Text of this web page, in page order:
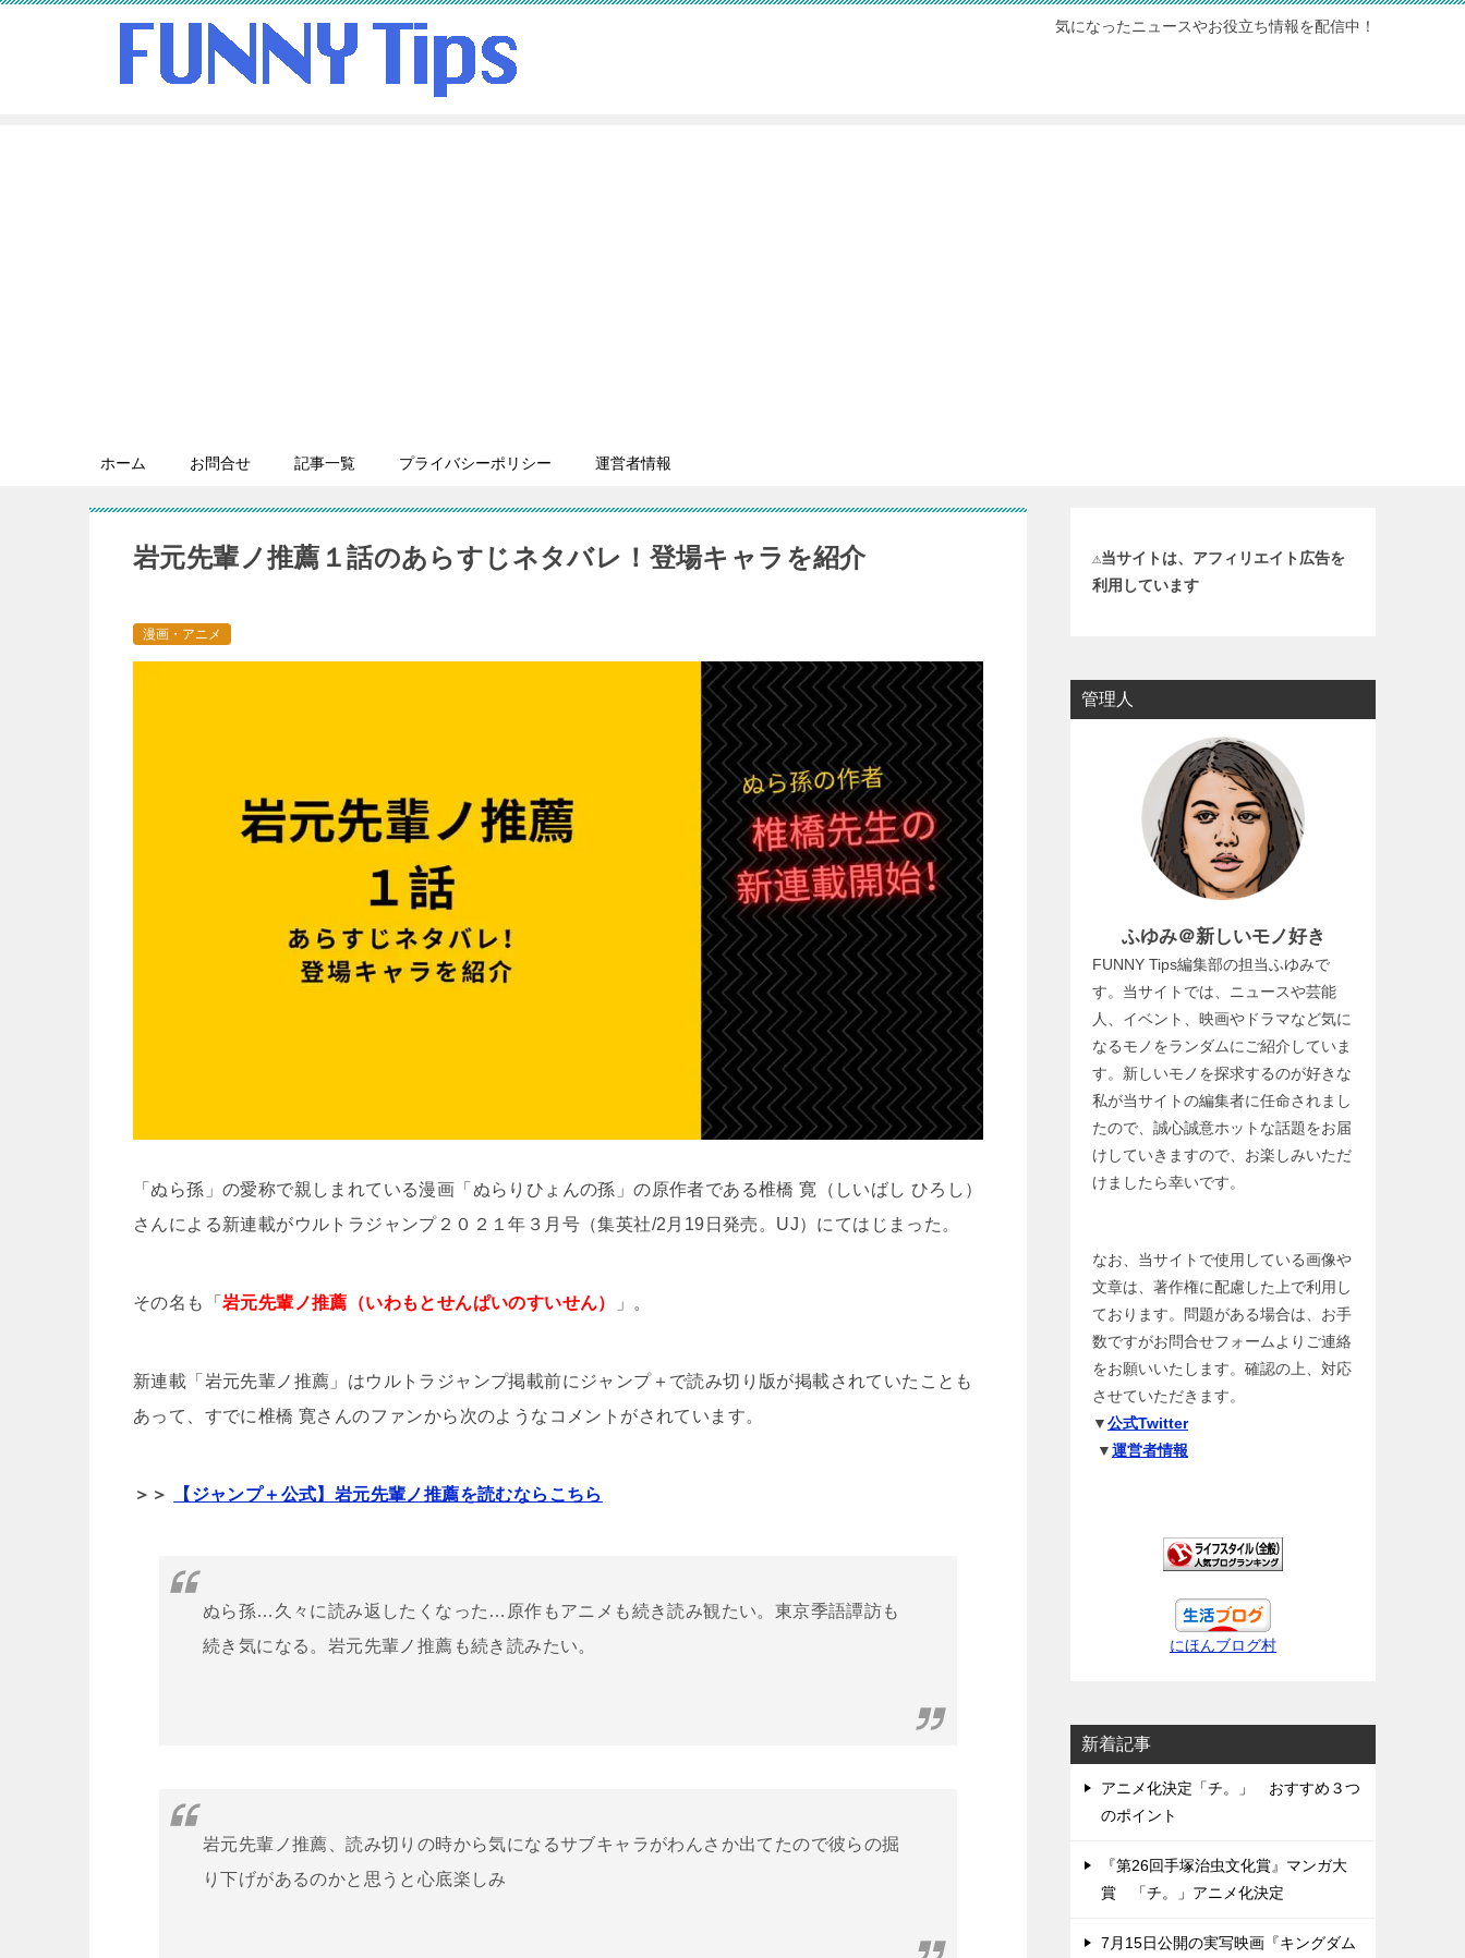
気になったニュースやお役立ち情報を配信中！
ホーム お問合せ 記事一覧 プライバシーポリシー 運営者情報
岩元先輩ノ推薦１話のあらすじネタバレ！登場キャラを紹介
漫画・アニメ
「ぬら孫」の愛称で親しまれている漫画「ぬらりひょんの孫」の原作者である椎橋 寛（しいばし ひろし）
さんによる新連載がウルトラジャンプ２０２１年３月号（集英社/2月19日発売。UJ）にてはじまった。
その名も「 岩元先輩ノ推薦（いわもとせんぱいのすいせん） 」。
新連載「岩元先輩ノ推薦」はウルトラジャンプ掲載前にジャンプ＋で読み切り版が掲載されていたことも
あって、すでに椎橋 寛さんのファンから次のようなコメントがされています。
＞＞ 【ジャンプ＋公式】岩元先輩ノ推薦を読むならこちら
ぬら孫…久々 に読み返したくなった…原作もアニメも続き読み観たい。東京季語譚訪も
続き 気に なる 。 岩元先輩ノ推薦 も続き読みたい。
岩元先輩ノ推薦 、読み切りの時から気になるサブキャラがわんさか出てたので彼らの掘
り下げがあるのかと思うと心底楽しみ
⚠️当サイトは、アフィリエイト広告を
利用しています
管理人
ふゆみ＠新しいモノ好き
FUNNY Tips編集部の担当ふゆみで
す。当サイトでは、ニュースや芸能
人、イベント、映画やドラマなど気に
なるモノをランダムにご紹介していま
す。新しいモノを探求するのが好きな
私が当サイトの編集者に任命されまし
たので、誠心誠意ホットな話題をお届
けしていきますので、お楽しみいただ
けましたら幸いです。
なお、当サイトで使用している画像や
文章は、著作権に配慮した上で利用し
ております。問題がある場合は、お手
数ですがお問合せフォームよりご連絡
をお願いいたします。確認の上、対応
させていただきます。
▼公式Twitter
▼運営者情報
にほんブログ村
新着記事
アニメ化決定「チ。」 おすすめ３つ
のポイント
『第26回手塚治虫文化賞』マンガ大
賞 「チ。」アニメ化決定
7月15日公開の実写映画『キングダム